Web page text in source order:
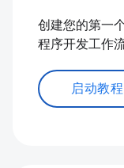
创建您的第一
程序开发工作流
启动教程